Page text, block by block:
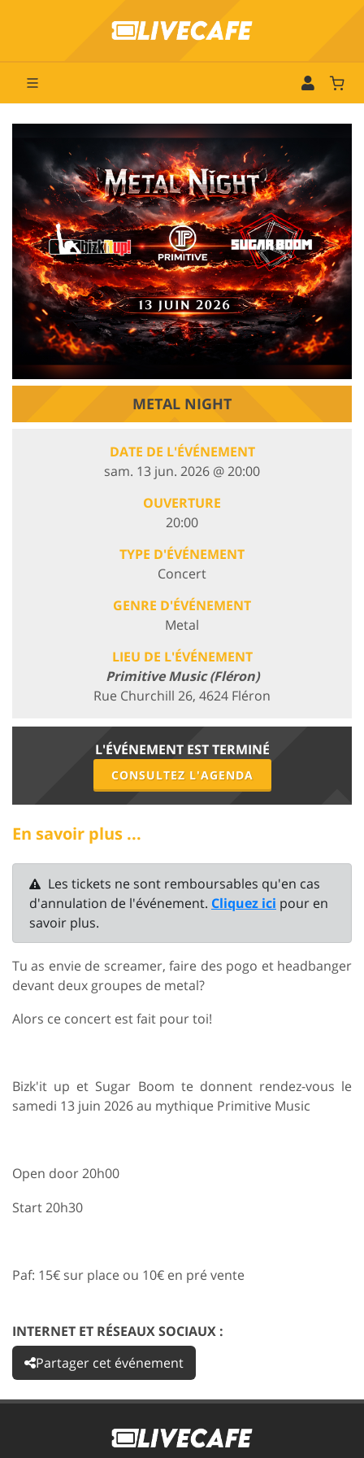
METAL NIGHT
DATE DE L'ÉVÉNEMENT
sam. 13 jun. 2026 @ 20:00
OUVERTURE
20:00
TYPE D'ÉVÉNEMENT
Concert
GENRE D'ÉVÉNEMENT
Metal
LIEU DE L'ÉVÉNEMENT
Primitive Music (Fléron)
Rue Churchill 26, 4624 Fléron
L'ÉVÉNEMENT EST TERMINÉ
CONSULTEZ L'AGENDA
En savoir plus ...
Les tickets ne sont remboursables qu'en cas
d'annulation de l'événement. Cliquez ici pour en
savoir plus.
Tu as envie de screamer, faire des pogo et headbanger
devant deux groupes de metal?
Alors ce concert est fait pour toi!
Bizk'it up et Sugar Boom te donnent rendez-vous le
samedi 13 juin 2026 au mythique Primitive Music
Open door 20h00
Start 20h30
Paf: 15€ sur place ou 10€ en pré vente
INTERNET ET RÉSEAUX SOCIAUX :
Partager cet événement